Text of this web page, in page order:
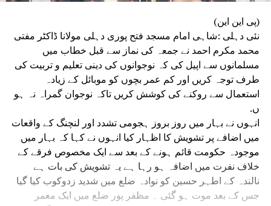
(پی این این)
نئی دہلی :شاہی امام مسجد فتح پوری دہلی مولانا ڈاکٹر مفتی
محمد مکرم احمد نے جمعہ کی نماز سے قبل خطاب میں
مسلمانوں سے اپیل کی کہ نوجوانوں کی دینی تعلیم و تربیت کی
طرف توجہ کریں اور کم عمر بچوں کو موبائل کے زیادہ
استعمال سے روکنے کی کوشش کریں تاکہ نوجوان گمراہ نہ ہو
ں.
انہوں نے بہار میں روز بروز ہجومی تشدد اور لنچنگ کے واقعات
میں اضافے پر تشویش کا اظہار کیا انہوں نے کہا کہ بہار میں
موجودہ حکومت قائم ہونے کے بعد سے ایک مخصوص فرقے کے
خلاف نفرت میں اضافہ ہو رہا ہے یہ تشویش کی بات ہے
نالندہ کے اطہر حسین کو نوادہ ضلع میں شدید زدوکوب کیا گیا
جس کے بعد موت ہو گئی ۔ مظفر پور ضلع میں ایک معمر